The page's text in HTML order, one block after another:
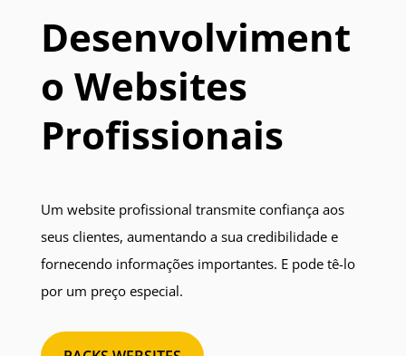
Desenvolviment
o Websites
Profissionais
Um website profissional transmite confiança aos
seus clientes, aumentando a sua credibilidade e
fornecendo informações importantes. E pode tê-lo
por um preço especial.